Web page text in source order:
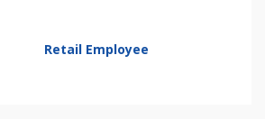
Retail Employee